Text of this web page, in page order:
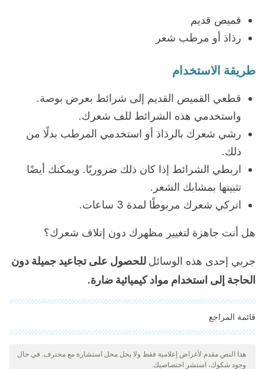
قميص قديم
رذاذ أو مرطب شعر
طريقة الاستخدام
قطعي القميص القديم إلى شرائط بعرض بوصة.
واستخدمي هذه الشرائط للف شعرك.
رشي شعرك بالرذاذ أو استخدمي المرطب بدلًا من
ذلك.
اربطي الشرائط إذا كان ذلك ضروريًا. ويمكنك أيضًا
تثبيتها بمشابك الشعر.
اتركي شعرك مربوطًا لمدة 3 ساعات.
هل أنت جاهزة لتغيير مظهرك دون إتلاف شعرك؟
جربي إحدى هذه الوسائل للحصول على تجاعيد جميلة دون
الحاجة إلى استخدام مواد كيميائية ضارة.
قائمة المراجع
"تمت مراجعة جميع المصادر المذكورة بعناية شديدة من قبل فريقنا
لضمان جودتها وموثوقيتها وتحديثها وصحتها. تم اعتبار الببليوغرافيا لهذه
هذا النص مقدم لأغراض إعلامية فقط ولا يحل محل استشارة مع محترف. في حال
وجود شكوك، استشر اختصاصيك.